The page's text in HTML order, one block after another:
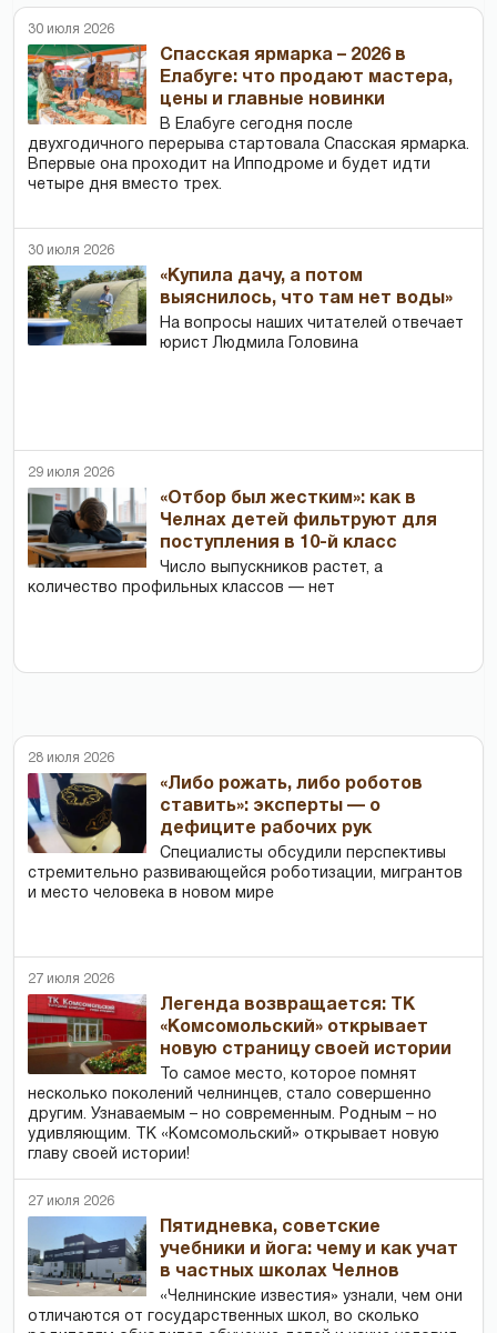
30 июля 2026
Спасская ярмарка – 2026 в
Елабуге: что продают мастера,
цены и главные новинки
В Елабуге сегодня после
двухгодичного перерыва стартовала Спасская ярмарка.
Впервые она проходит на Ипподроме и будет идти
четыре дня вместо трех.
30 июля 2026
«Купила дачу, а потом
выяснилось, что там нет воды»
На вопросы наших читателей отвечает
юрист Людмила Головина
29 июля 2026
«Отбор был жестким»: как в
Челнах детей фильтруют для
поступления в 10-й класс
Число выпускников растет, а
количество профильных классов — нет
28 июля 2026
«Либо рожать, либо роботов
ставить»: эксперты — о
дефиците рабочих рук
Специалисты обсудили перспективы
стремительно развивающейся роботизации, мигрантов
и место человека в новом мире
27 июля 2026
Легенда возвращается: ТК
«Комсомольский» открывает
новую страницу своей истории
То самое место, которое помнят
несколько поколений челнинцев, стало совершенно
другим. Узнаваемым – но современным. Родным – но
удивляющим. ТК «Комсомольский» открывает новую
главу своей истории!
27 июля 2026
Пятидневка, советские
учебники и йога: чему и как учат
в частных школах Челнов
«Челнинские известия» узнали, чем они
отличаются от государственных школ, во сколько